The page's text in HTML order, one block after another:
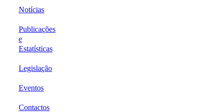
Notícias
Publicações
e
Estatísticas
Legislação
Eventos
Contactos